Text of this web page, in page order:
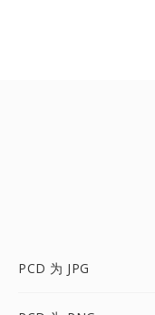
PCD 为 JPG